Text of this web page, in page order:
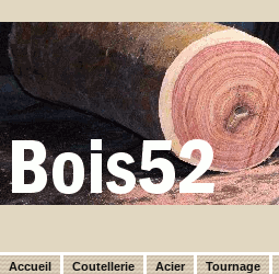
Accueil Coutellerie Acier Tournage